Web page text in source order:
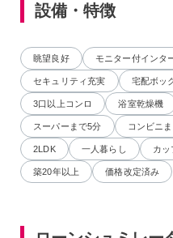
設備・特徴
眺望良好 モニター付インタ
セキュリティ充実 宅配ボッ
3口以上コンロ 浴室乾燥機
スーパーまで5分 コンビニ
2LDK 一人暮らし カッ
築20年以上 価格改定済み